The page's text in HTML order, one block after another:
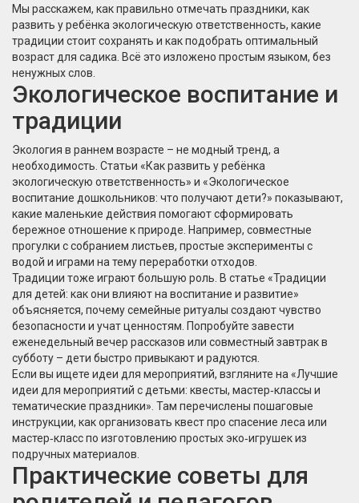
Мы расскажем, как правильно отмечать праздники, как
развить у ребёнка экологическую ответственность, какие
традиции стоит сохранять и как подобрать оптимальный
возраст для садика. Всё это изложено простым языком, без
ненужных слов.
Экологическое воспитание и
традиции
Экология в раннем возрасте – не модный тренд, а
необходимость. Статьи «Как развить у ребёнка
экологическую ответственность» и «Экологическое
воспитание дошкольников: что получают дети?» показывают,
какие маленькие действия помогают сформировать
бережное отношение к природе. Например, совместные
прогулки с собранием листьев, простые эксперименты с
водой и играми на тему переработки отходов.
Традиции тоже играют большую роль. В статье «Традиции
для детей: как они влияют на воспитание и развитие»
объясняется, почему семейные ритуалы создают чувство
безопасности и учат ценностям. Попробуйте завести
еженедельный вечер рассказов или совместный завтрак в
субботу – дети быстро привыкают и радуются.
Если вы ищете идеи для мероприятий, взгляните на «Лучшие
идеи для мероприятий с детьми: квесты, мастер‑классы и
тематические праздники». Там перечислены пошаговые
инструкции, как организовать квест про спасение леса или
мастер‑класс по изготовлению простых эко‑игрушек из
подручных материалов.
Практические советы для